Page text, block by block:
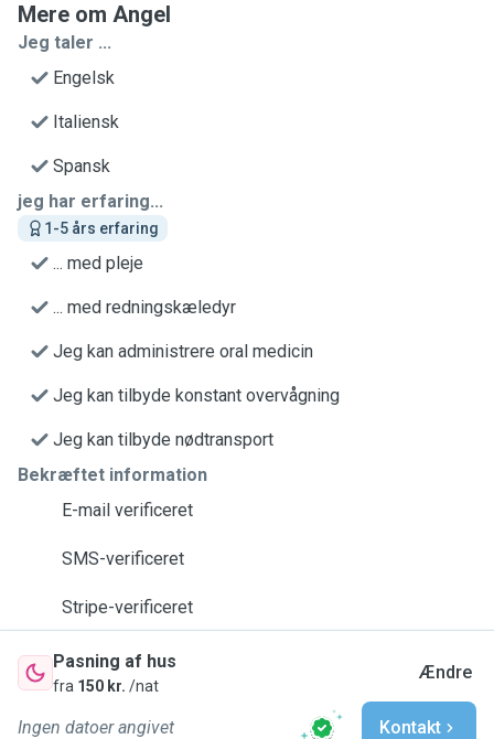
Mere om Angel
Jeg taler ...
Engelsk
Italiensk
Spansk
jeg har erfaring...
1-5 års erfaring
... med pleje
... med redningskæledyr
Jeg kan administrere oral medicin
Jeg kan tilbyde konstant overvågning
Jeg kan tilbyde nødtransport
Bekræftet information
E-mail verificeret
SMS-verificeret
Stripe-verificeret
Pasning af hus
fra 150 kr. /nat
Ændre
Ingen datoer angivet Kontakt